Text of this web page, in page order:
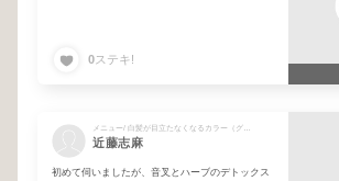
0ステキ!
近藤志麻
初めて伺いましたが、音叉とハーブのデトックス